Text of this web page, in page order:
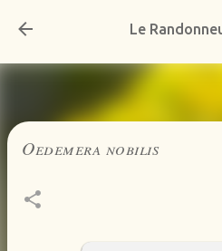
Accéder au
Le
Oedemera nobilis